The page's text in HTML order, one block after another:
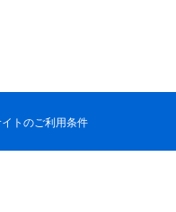
トのご利用条件